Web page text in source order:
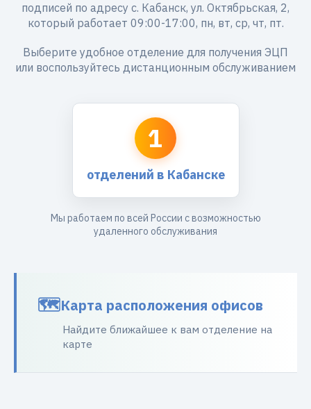
подписей по адресу с. Кабанск, ул. Октябрьская, 2,
который работает 09:00-17:00, пн, вт, ср, чт, пт.
Выберите удобное отделение для получения ЭЦП
или воспользуйтесь дистанционным обслуживанием
1
отделений в Кабанске
Мы работаем по всей России с возможностью
удаленного обслуживания
Карта расположения офисов
Найдите ближайшее к вам отделение на
карте